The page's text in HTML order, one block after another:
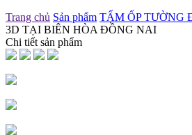
Trang chủ Sản phẩm TẤM ỐP TƯỜNG
3D TẠI BIÊN HÒA ĐỒNG NAI
Chi tiết sản phẩm